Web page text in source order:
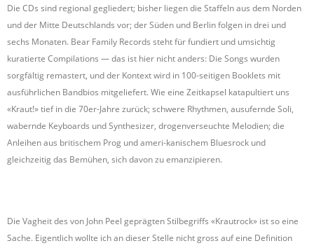
Die CDs sind regional gegliedert; bisher liegen die Staffeln aus dem Norden
und der Mitte Deutschlands vor; der Süden und Berlin folgen in drei und
sechs Monaten. Bear Family Records steht für fundiert und umsichtig
kuratierte Compilations — das ist hier nicht anders: Die Songs wurden
sorgfältig remastert, und der Kontext wird in 100-seitigen Booklets mit
ausführlichen Bandbios mitgeliefert. Wie eine Zeitkapsel katapultiert uns
«Kraut!» tief in die 70er-Jahre zurück; schwere Rhythmen, ausufernde Soli,
wabernde Keyboards und Synthesizer, drogenverseuchte Melodien; die
Anleihen aus britischem Prog und ameri-kanischem Bluesrock und
gleichzeitig das Bemühen, sich davon zu emanzipieren.
Die Vagheit des von John Peel geprägten Stilbegriffs «Krautrock» ist so eine
Sache. Eigentlich wollte ich an dieser Stelle nicht gross auf eine Definition